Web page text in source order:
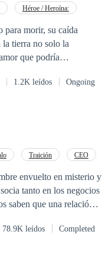
ser uma mentira.
e drogas. Não
Héroe / Heroína:
para morir, su caída
tierra no solo la
que podría
1.2K leídos Ongoing
Traición
CEO
envuelto en misterio y
tanto en los negocios
78.9K leídos Completed